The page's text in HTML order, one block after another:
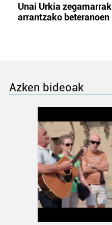
Unai Urkia
arrantzako
Azken bideoak